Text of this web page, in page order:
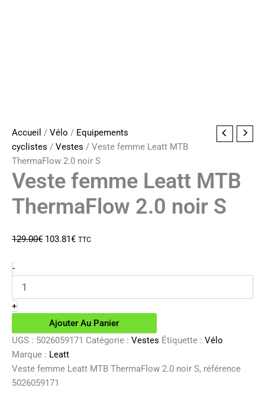
Accueil / Vélo / Equipements
cyclistes / Vestes / Veste femme Leatt MTB
ThermaFlow 2.0 noir S
Veste femme Leatt MTB
ThermaFlow 2.0 noir S
129.00€ Le
103.81€Le
TTC
-quantité
de
Veste
femme
Leatt
ThermaFlow
2.0
S
+
Ajouter Au Panier
UGS : 5026059171 Catégorie : Vestes Étiquette : Vélo
Marque : Leatt
Veste femme Leatt MTB ThermaFlow 2.0 noir S, référence
5026059171